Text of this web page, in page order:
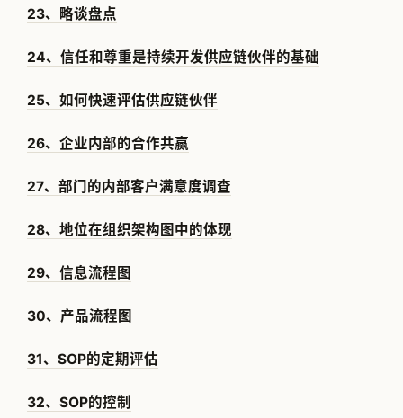
23、略谈盘点
24、信任和尊重是持续开发供应链伙伴的基础
25、如何快速评估供应链伙伴
26、企业内部的合作共赢
27、部门的内部客户满意度调查
28、地位在组织架构图中的体现
29、信息流程图
30、产品流程图
31、SOP的定期评估
32、SOP的控制